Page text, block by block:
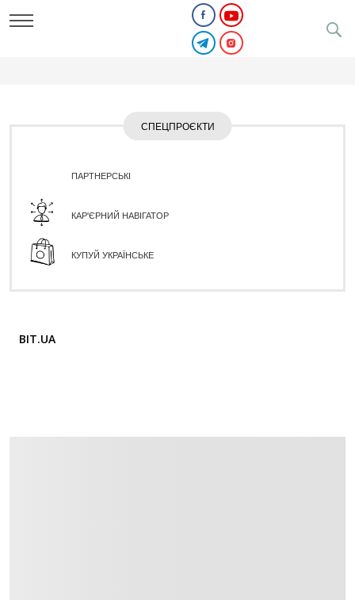
СПЕЦПРОЄКТИ
ПАРТНЕРСЬКІ
КАР'ЄРНИЙ НАВІГАТОР
КУПУЙ УКРАЇНСЬКЕ
BIT.UA